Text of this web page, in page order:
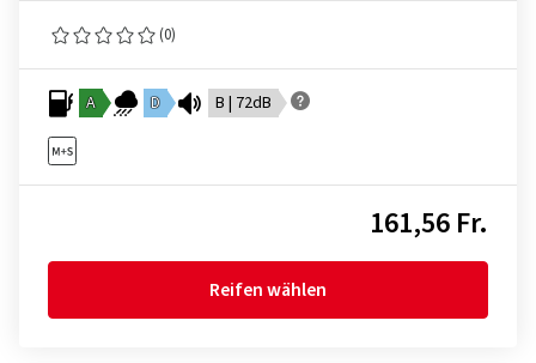
(0)
A D B | 72dB
161,56 Fr.
Reifen wählen